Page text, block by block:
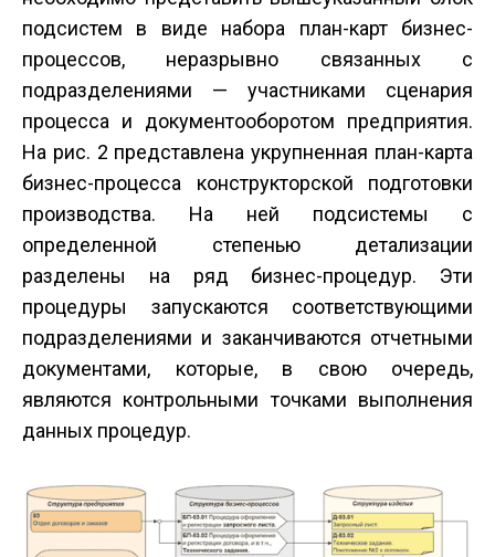
подсистем в виде набора план-карт бизнес-
процессов, неразрывно связанных с
подразделениями — участниками сценария
процесса и документооборотом предприятия.
На рис. 2 представлена укрупненная план-карта
бизнес-процесса конструкторской подготовки
производства. На ней подсистемы с
определенной степенью детализации
разделены на ряд бизнес-процедур. Эти
процедуры запускаются соответствующими
подразделениями и заканчиваются отчетными
документами, которые, в свою очередь,
являются контрольными точками выполнения
данных процедур.